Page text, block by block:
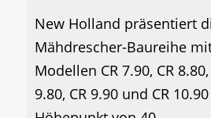
New Holland präsentiert
Mähdrescher-Baureihe
Modellen CR 7.90, CR 8.80,
9.80, CR 9.90 und CR